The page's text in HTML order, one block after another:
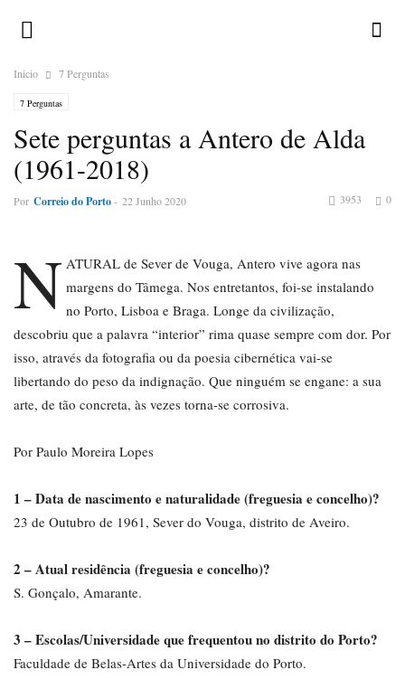
Inicio 7 Perguntas
7 Perguntas
Sete perguntas a Antero de Alda
(1961-2018)
Por Correio do Porto- 22 Junho 2020 0
3953
N ATURAL de Sever de Vouga, Antero vive agora nas
margens do Tâmega. Nos entretantos, foi-se instalando
no Porto, Lisboa e Braga. Longe da civilização,
descobriu que a palavra “interior” rima quase sempre com dor. Por
isso, através da fotografia ou da poesia cibernética vai-se
libertando do peso da indignação. Que ninguém se engane: a sua
arte, de tão concreta, às vezes torna-se corrosiva.
Por Paulo Moreira Lopes
1 – Data de nascimento e naturalidade (freguesia e concelho)?
23 de Outubro de 1961, Sever do Vouga, distrito de Aveiro.
2 – Atual residência (freguesia e concelho)?
S. Gonçalo, Amarante.
3 – Escolas/Universidade que frequentou no distrito do Porto?
Faculdade de Belas-Artes da Universidade do Porto.